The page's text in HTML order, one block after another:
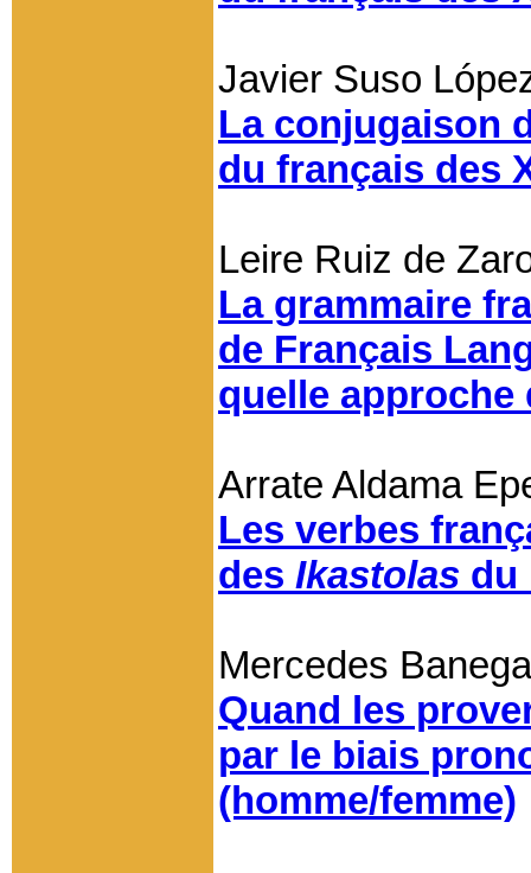
Javier Suso
La conjugaison
du français des
Leire Ruiz de
La grammaire
de Français
quelle approche
Arrate Aldama
Les verbes
des Ikastolas du
Mercedes
Quand les
par le biais
(homme/femme)